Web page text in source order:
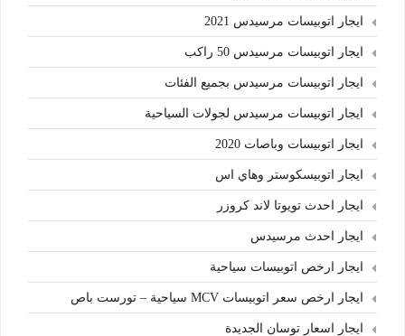
ايجار اتوبيسات مرسيدس 2021
ايجار اتوبيسات مرسيدس 50 راكب
ايجار اتوبيسات مرسيدس بجميع الفئات
ايجار اتوبيسات مرسيدس لجولات السياحية
ايجار اتوبيسات وباصات 2020
ايجار اتوبيسكوستر وهاي اس
ايجار احدث تويوتا لاند كروزر
ايجار احدث مرسيدس
ايجار ارخص اتوبيسات سياحية
ايجار ارخص سعر اتوبيسات MCV سياحية – تورست باص
ايجار اسعار توسان الجديدة